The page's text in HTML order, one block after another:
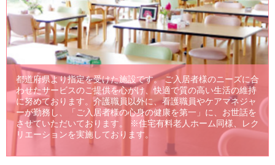
都道府県より指定を受けた施設です。 ご入居者様のニーズに合
わせたサービスのご提供を心がけ、快適で質の高い生活の維持
に努めております。介護職員以外に、看護職員やケアマネジャ
ーが勤務し、「ご入居者様の心身の健康を第一」に、お世話を
させていただいております。 ※住宅有料老人ホーム同様、レク
リエーションを実施しております。